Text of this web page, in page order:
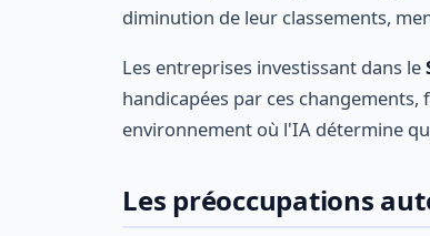
diminution de leur classements,
Les entreprises investissant dans le
handicapées par ces
environnement où l'IA détermine
Les préoccupations